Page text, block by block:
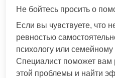
Не бойтесь просить о
Если вы чувствуете, что
ревностью
психологу или семейному
Специалист поможет вам
этой проблемы и найти